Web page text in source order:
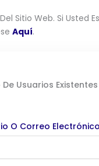
Sitio Web. Si Usted
Aquí.
Usuarios Existentes
O Correo Electrónico